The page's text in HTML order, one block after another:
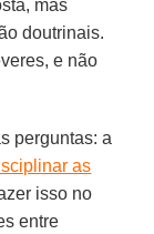
mas
doutrinais.
e não
perguntas: a
as
isso no
entre